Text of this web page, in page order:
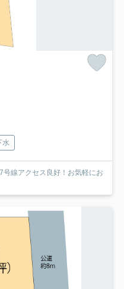
水
線アクセス良好！お気軽にお